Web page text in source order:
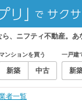
ら、ニフティ不動産。
ンションを買う
新築 中古
一戸建
新
者一覧